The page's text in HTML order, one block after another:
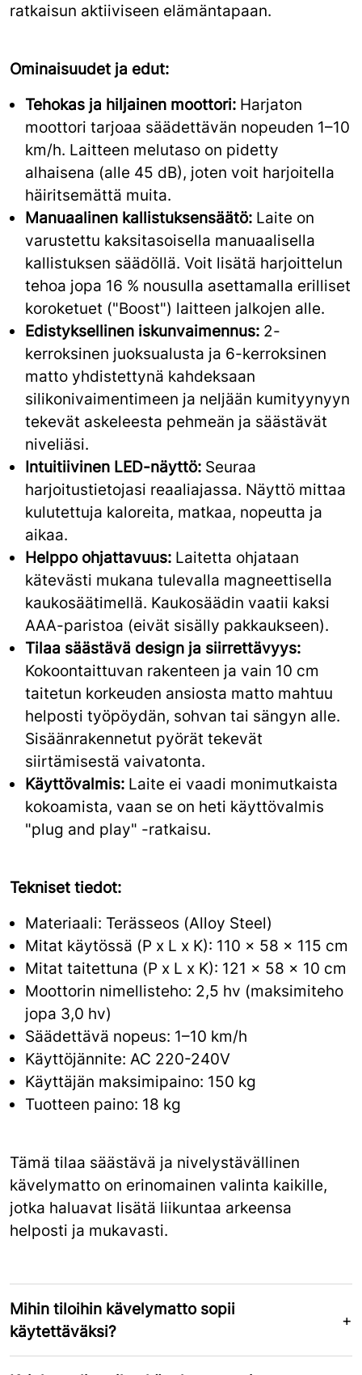
ratkaisun aktiiviseen elämäntapaan.
Ominaisuudet ja edut:
Tehokas ja hiljainen moottori: Harjaton
moottori tarjoaa säädettävän nopeuden 1–10
km/h. Laitteen melutaso on pidetty
alhaisena (alle 45 dB), joten voit harjoitella
häiritsemättä muita.
Manuaalinen kallistuksensäätö: Laite on
varustettu kaksitasoisella manuaalisella
kallistuksen säädöllä. Voit lisätä harjoittelun
tehoa jopa 16 % nousulla asettamalla erilliset
koroketuet ("Boost") laitteen jalkojen alle.
Edistyksellinen iskunvaimennus: 2-
kerroksinen juoksualusta ja 6-kerroksinen
matto yhdistettynä kahdeksaan
silikonivaimentimeen ja neljään kumityynyyn
tekevät askeleesta pehmeän ja säästävät
niveliäsi.
Intuitiivinen LED-näyttö: Seuraa
harjoitustietojasi reaaliajassa. Näyttö mittaa
kulutettuja kaloreita, matkaa, nopeutta ja
aikaa.
Helppo ohjattavuus: Laitetta ohjataan
kätevästi mukana tulevalla magneettisella
kaukosäätimellä. Kaukosäädin vaatii kaksi
AAA-paristoa (eivät sisälly pakkaukseen).
Tilaa säästävä design ja siirrettävyys:
Kokoontaittuvan rakenteen ja vain 10 cm
taitetun korkeuden ansiosta matto mahtuu
helposti työpöydän, sohvan tai sängyn alle.
Sisäänrakennetut pyörät tekevät
siirtämisestä vaivatonta.
Käyttövalmis: Laite ei vaadi monimutkaista
kokoamista, vaan se on heti käyttövalmis
"plug and play" -ratkaisu.
Tekniset tiedot:
Materiaali: Terässeos (Alloy Steel)
Mitat käytössä (P x L x K): 110 x 58 x 115 cm
Mitat taitettuna (P x L x K): 121 x 58 x 10 cm
Moottorin nimellisteho: 2,5 hv (maksimiteho
jopa 3,0 hv)
Säädettävä nopeus: 1–10 km/h
Käyttöjännite: AC 220-240V
Käyttäjän maksimipaino: 150 kg
Tuotteen paino: 18 kg
Tämä tilaa säästävä ja nivelystävällinen
kävelymatto on erinomainen valinta kaikille,
jotka haluavat lisätä liikuntaa arkeensa
helposti ja mukavasti.
Mihin tiloihin kävelymatto sopii
käytettäväksi?